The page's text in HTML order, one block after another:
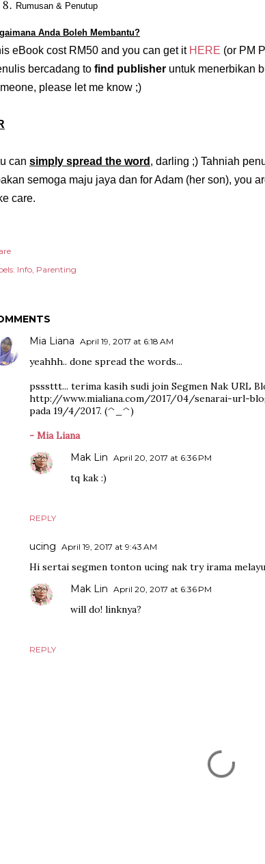
Rumusan & Penutup
Anda Boleh Membantu?
eBook cost RM50 and you can get it HERE (or PM
bercadang to find publisher untuk menerbikan
please let me know ;)
can simply spread the word , darling ;) Tahniah
semoga maju jaya dan for Adam (her son), you
care.
Info Parenting
Mia Liana April 19, 2017 at 6:18 AM
yeahhh.. done spread the words...
psssttt... terima kasih sudi join Segmen Nak URL
http://www.mialiana.com/2017/04/senarai-url-
pada 19/4/2017. (^_^)
- Mia Liana
REPLY
Mak Lin April 20, 2017 at 6:36 PM
tq kak :)
ucing April 19, 2017 at 9:43 AM
Hi sertai segmen tonton ucing nak try irama
REPLY
Mak Lin April 20, 2017 at 6:36 PM
will do! linknya?